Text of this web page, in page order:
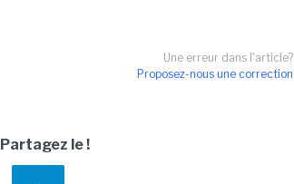
Une erreur dans l'article?
Proposez-nous une correction
Partagez le !